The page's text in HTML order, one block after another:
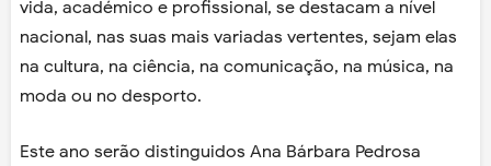
vida, académico e profissional, se destacam a nível
nacional, nas suas mais variadas vertentes, sejam elas
na cultura, na ciência, na comunicação, na música, na
moda ou no desporto.
Este ano serão distinguidos Ana Bárbara Pedrosa